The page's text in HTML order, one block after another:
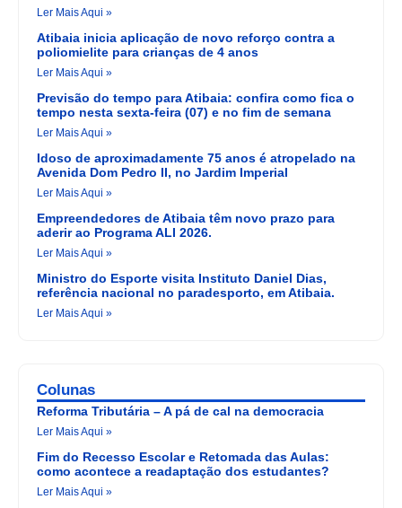
Ler Mais Aqui »
Atibaia inicia aplicação de novo reforço contra a
poliomielite para crianças de 4 anos
Ler Mais Aqui »
Previsão do tempo para Atibaia: confira como fica o
tempo nesta sexta-feira (07) e no fim de semana
Ler Mais Aqui »
Idoso de aproximadamente 75 anos é atropelado na
Avenida Dom Pedro II, no Jardim Imperial
Ler Mais Aqui »
Empreendedores de Atibaia têm novo prazo para
aderir ao Programa ALI 2026.
Ler Mais Aqui »
Ministro do Esporte visita Instituto Daniel Dias,
referência nacional no paradesporto, em Atibaia.
Ler Mais Aqui »
Colunas
Reforma Tributária – A pá de cal na democracia
Ler Mais Aqui »
Fim do Recesso Escolar e Retomada das Aulas:
como acontece a readaptação dos estudantes?
Ler Mais Aqui »